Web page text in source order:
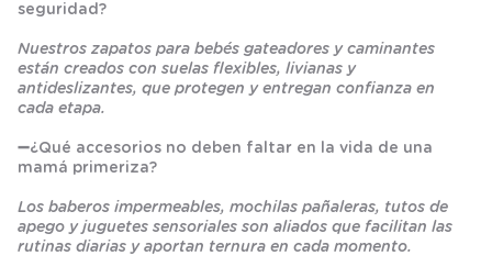
seguridad?
Nuestros zapatos para bebés gateadores y caminantes
están creados con suelas flexibles, livianas y
antideslizantes, que protegen y entregan confianza en
cada etapa.
➖¿Qué accesorios no deben faltar en la vida de una
mamá primeriza?
Los baberos impermeables, mochilas pañaleras, tutos de
apego y juguetes sensoriales son aliados que facilitan las
rutinas diarias y aportan ternura en cada momento.